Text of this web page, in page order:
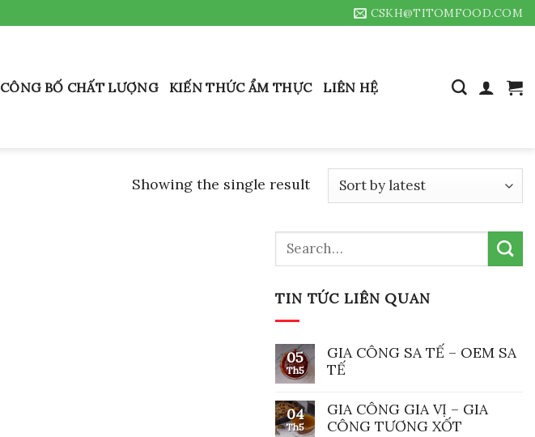
CSKH@TITOMFOOD.COM
CÔNG BỐ CHẤT LƯỢNG KIẾN THỨC ẨM THỰC LIÊN HỆ
Showing the single result
Search
TIN TỨC LIÊN QUAN
05
Th5
GIA CÔNG SA TẾ – OEM SA
TẾ
04
Th5
GIA CÔNG GIA VỊ – GIA
CÔNG TƯƠNG XỐT